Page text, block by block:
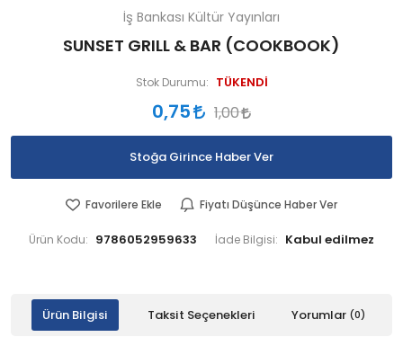
İş Bankası Kültür Yayınları
SUNSET GRILL & BAR (COOKBOOK)
Stok Durumu: TÜKENDİ
0,75 1,00
Stoğa Girince Haber Ver
Favorilere Ekle Fiyatı Düşünce Haber Ver
Ürün Kodu: 9786052959633 İade Bilgisi:
Ürün Bilgisi Taksit Seçenekleri Yorumlar (0)